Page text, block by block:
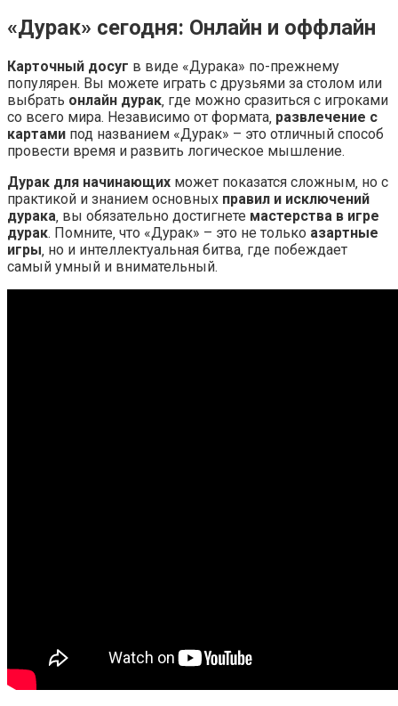
«Дурак» сегодня: Онлайн и оффлайн
Карточный досуг в виде «Дурака» по-прежнему
популярен. Вы можете играть с друзьями за столом или
выбрать онлайн дурак‚ где можно сразиться с игроками
со всего мира. Независимо от формата‚ развлечение с
картами под названием «Дурак» – это отличный способ
провести время и развить логическое мышление.
Дурак для начинающих может показатся сложным‚ но с
практикой и знанием основных правил и исключений
дурака‚ вы обязательно достигнете мастерства в игре
дурак. Помните‚ что «Дурак» – это не только азартные
игры‚ но и интеллектуальная битва‚ где побеждает
самый умный и внимательный.